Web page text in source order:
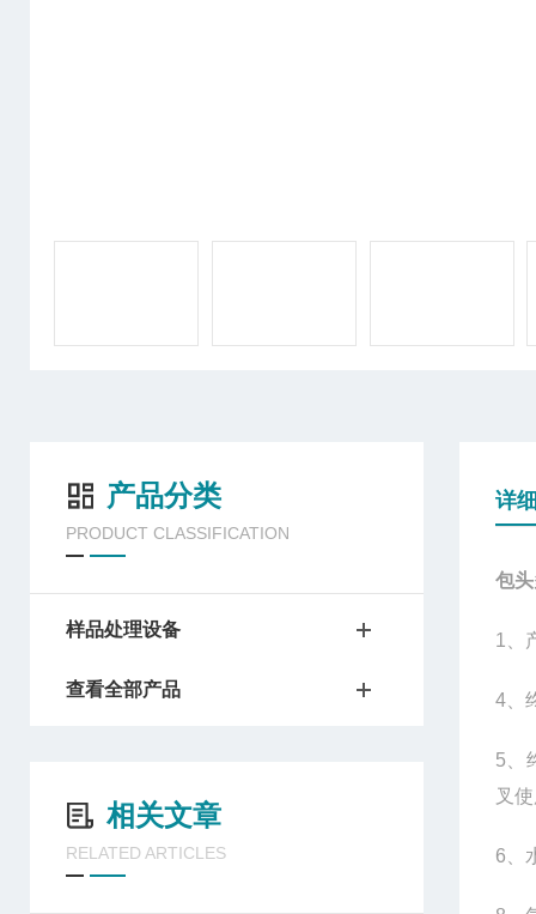
产品分类
PRODUCT CLASSIFICATION
样品处理设备
查看全部产品
相关文章
RELATED ARTICLES
详
包
1
4
5
叉
6